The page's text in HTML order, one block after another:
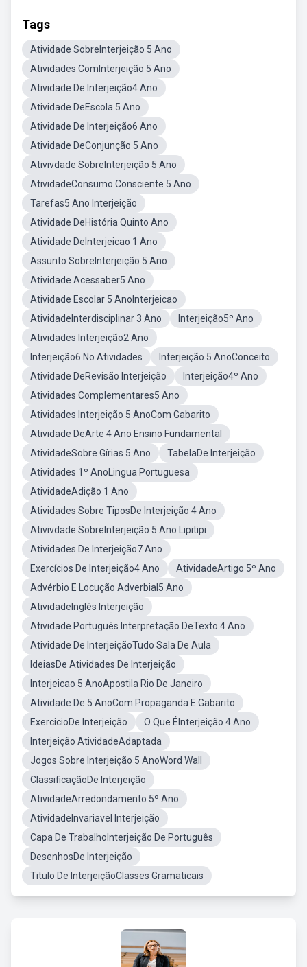
Tags
Atividade SobreInterjeição 5 Ano
Atividades ComInterjeição 5 Ano
Atividade De Interjeição4 Ano
Atividade DeEscola 5 Ano
Atividade De Interjeição6 Ano
Atividade DeConjunção 5 Ano
Ativivdade SobreInterjeição 5 Ano
AtividadeConsumo Consciente 5 Ano
Tarefas5 Ano Interjeição
Atividade DeHistória Quinto Ano
Atividade DeInterjeicao 1 Ano
Assunto SobreInterjeição 5 Ano
Atividade Acessaber5 Ano
Atividade Escolar 5 AnoInterjeicao
AtividadeInterdisciplinar 3 Ano
Interjeição5º Ano
Atividades Interjeição2 Ano
Interjeição6.No Atividades
Interjeição 5 AnoConceito
Atividade DeRevisão Interjeição
Interjeição4º Ano
Atividades Complementares5 Ano
Atividades Interjeição 5 AnoCom Gabarito
Atividade DeArte 4 Ano Ensino Fundamental
AtividadeSobre Gírias 5 Ano
TabelaDe Interjeição
Atividades 1º AnoLingua Portuguesa
AtividadeAdição 1 Ano
Atividades Sobre TiposDe Interjeição 4 Ano
Ativivdade SobreInterjeição 5 Ano Lipitipi
Atividades De Interjeição7 Ano
Exercícios De Interjeição4 Ano
AtividadeArtigo 5º Ano
Advérbio E Locução Adverbial5 Ano
AtividadeInglês Interjeição
Atividade Português Interpretação DeTexto 4 Ano
Atividade De InterjeiçãoTudo Sala De Aula
IdeiasDe Atividades De Interjeição
Interjeicao 5 AnoApostila Rio De Janeiro
Atividade De 5 AnoCom Propaganda E Gabarito
ExercicioDe Interjeição
O Que ÉInterjeição 4 Ano
Interjeição AtividadeAdaptada
Jogos Sobre Interjeição 5 AnoWord Wall
ClassificaçãoDe Interjeição
AtividadeArredondamento 5º Ano
AtividadeInvariavel Interjeição
Capa De TrabalhoInterjeição De Português
DesenhosDe Interjeição
Titulo De InterjeiçãoClasses Gramaticais